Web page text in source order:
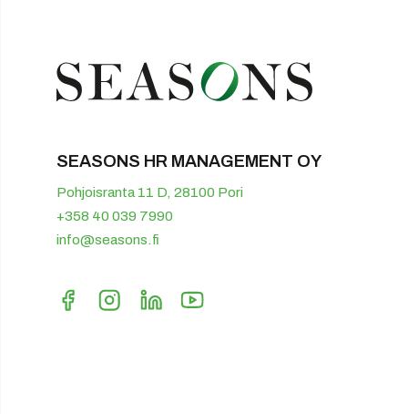
SEASONS HR MANAGEMENT OY
Pohjoisranta 11 D, 28100 Pori
+358 40 039 7990
info@seasons.fi